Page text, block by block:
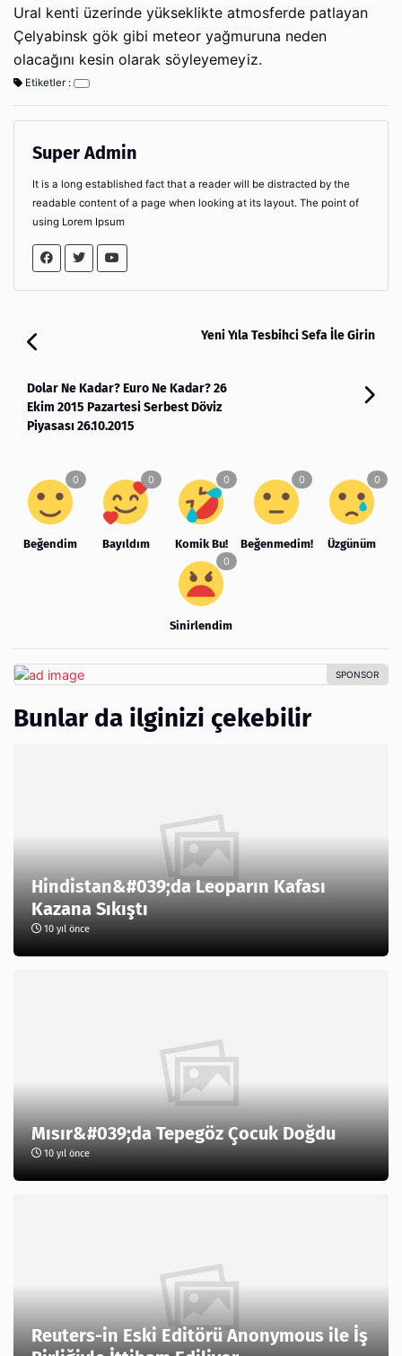
Ural kenti üzerinde yükseklikte atmosferde patlayan
Çelyabinsk gök gibi meteor yağmuruna neden
olacağını kesin olarak söyleyemeyiz.
Etiketler :
Super Admin
It is a long established fact that a reader will be distracted by the
readable content of a page when looking at its layout. The point of
using Lorem Ipsum
Yeni Yıla Tesbihci Sefa İle Girin
Dolar Ne Kadar? Euro Ne Kadar? 26
Ekim 2015 Pazartesi Serbest Döviz
Piyasası 26.10.2015
Beğendim Bayıldım Komik Bu! Beğenmedim! Üzgünüm
Sinirlendim
Bunlar da ilginizi çekebilir
Hindistan&#039;da Leoparın Kafası
Kazana Sıkıştı
10 yıl önce
Mısır&#039;da Tepegöz Çocuk Doğdu
10 yıl önce
Reuters-in Eski Editörü Anonymous ile İş